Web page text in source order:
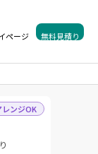
ページ 無料見積り
レンジOK